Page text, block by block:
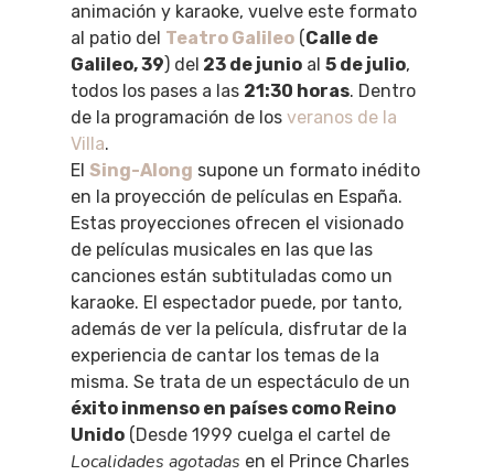
animación y karaoke, vuelve este formato
al patio del Teatro Galileo (Calle de
Galileo, 39) del 23 de junio al 5 de julio,
todos los pases a las 21:30 horas. Dentro
de la programación de los veranos de la
Villa.
El Sing-Along supone un formato inédito
en la proyección de películas en España.
Estas proyecciones ofrecen el visionado
de películas musicales en las que las
canciones están subtituladas como un
karaoke. El espectador puede, por tanto,
además de ver la película, disfrutar de la
experiencia de cantar los temas de la
misma. Se trata de un espectáculo de un
éxito inmenso en países como Reino
Unido (Desde 1999 cuelga el cartel de
Localidades agotadas en el Prince Charles